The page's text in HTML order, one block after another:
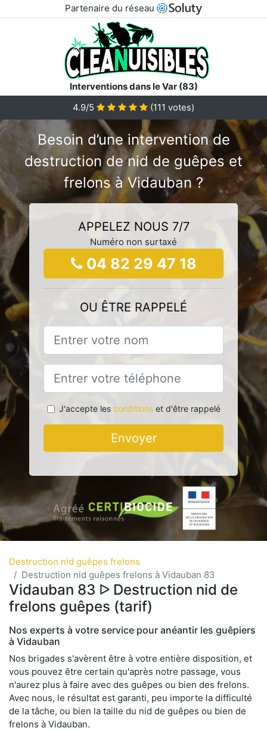
Partenaire du réseau
Interventions dans le Var (83)
4.9/5
(111 votes)
Besoin d’une intervention de
destruction de nid de guêpes et
frelons à Vidauban ?
APPELEZ NOUS 7/7
Numéro non surtaxé
04 82 29 47 18
OU ÊTRE RAPPELÉ
J'accepte les conditionset d'être rappelé
Envoyer
Destruction nid guêpes frelons
Destruction nid guêpes frelons à Vidauban 83
Vidauban 83 ᐅ Destruction nid de
frelons guêpes (tarif)
Nos experts à votre service pour anéantir les guêpiers
à Vidauban
Nos brigades s'avèrent être à votre entière disposition, et
vous pouvez être certain qu'après notre passage, vous
n'aurez plus à faire avec des guêpes ou bien des frelons.
Avec nous, le résultat est garanti, peu importe la difficulté
de la tâche, ou bien la taille du nid de guêpes ou bien de
frelons à Vidauban.